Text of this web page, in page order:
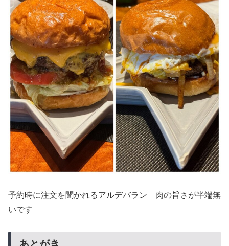
予約時に注文を聞かれるアルデバラン 肉の旨さが半端無
いです